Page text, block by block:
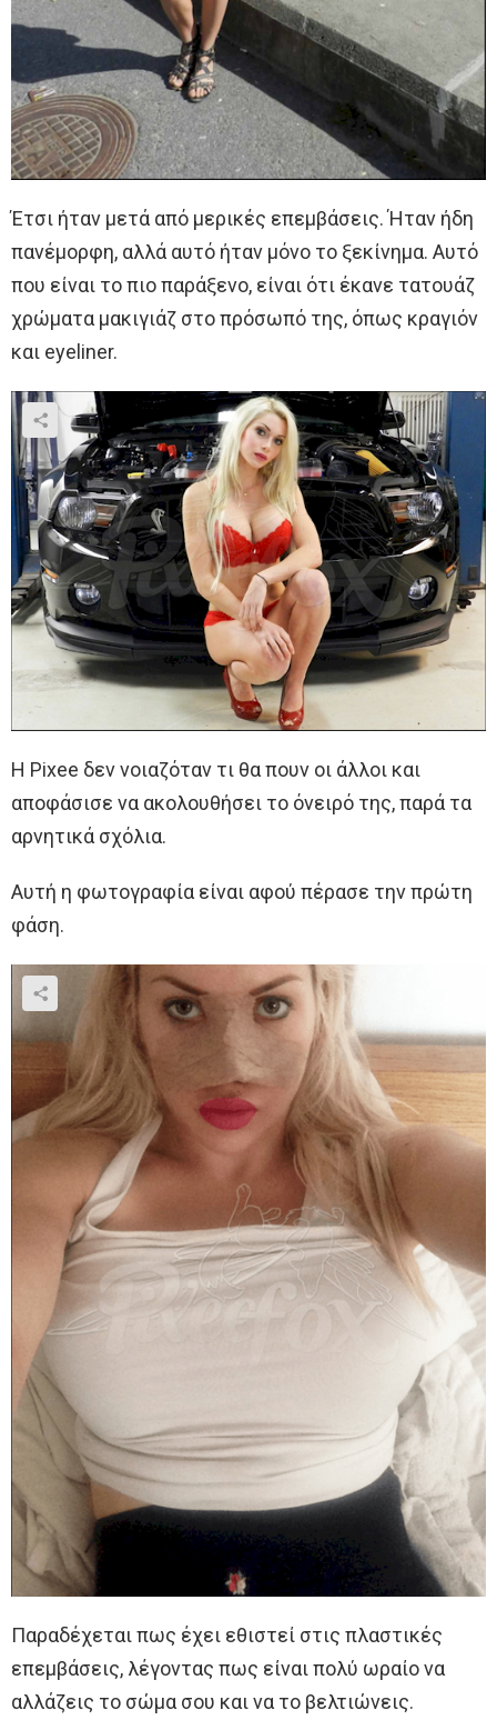
Έτσι ήταν μετά από μερικές επεμβάσεις. Ήταν ήδη
πανέμορφη, αλλά αυτό ήταν μόνο το ξεκίνημα. Αυτό
που είναι το πιο παράξενο, είναι ότι έκανε τατουάζ
χρώματα μακιγιάζ στο πρόσωπό της, όπως κραγιόν
και eyeliner.
Η Pixee δεν νοιαζόταν τι θα πουν οι άλλοι και
αποφάσισε να ακολουθήσει το όνειρό της, παρά τα
αρνητικά σχόλια.
Αυτή η φωτογραφία είναι αφού πέρασε την πρώτη
φάση.
Παραδέχεται πως έχει εθιστεί στις πλαστικές
επεμβάσεις, λέγοντας πως είναι πολύ ωραίο να
αλλάζεις το σώμα σου και να το βελτιώνεις.